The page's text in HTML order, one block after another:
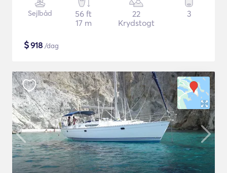
Sejlbåd
56 ft
17 m
22
Krydstogt
3
$918 /dag